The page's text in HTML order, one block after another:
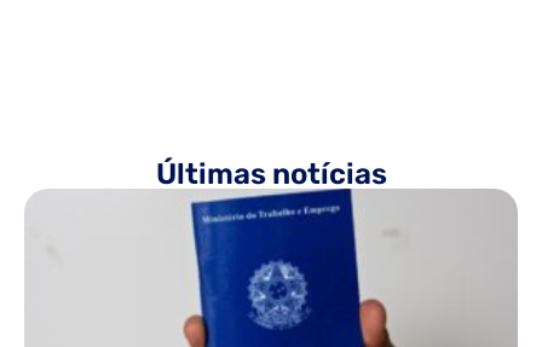
Últimas notícias